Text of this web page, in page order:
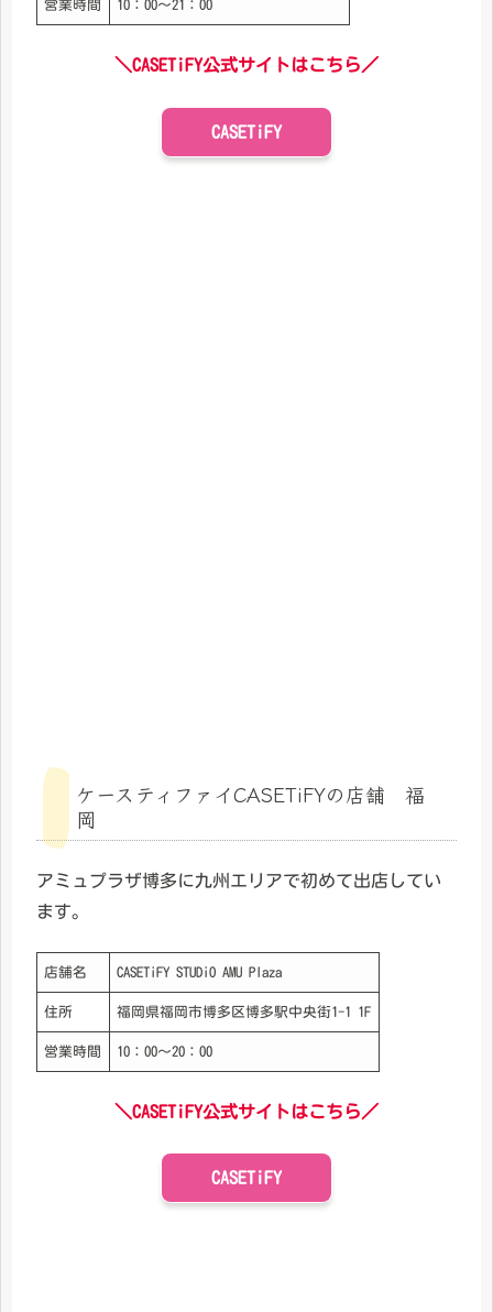
営業時間 10：00〜21：00
＼CASETiFY公式サイトはこちら／
CASETiFY
ケースティファイCASETiFYの店舗 福
岡
アミュプラザ博多に九州エリアで初めて出店してい
ます。
店舗名 CASETiFY STUDiO AMU Plaza
住所 福岡県福岡市博多区博多駅中央街1-1 1F
営業時間 10：00〜20：00
＼CASETiFY公式サイトはこちら／
CASETiFY